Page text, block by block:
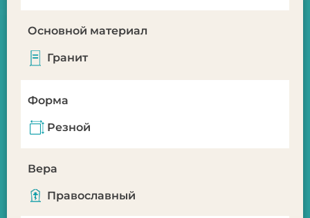
Основной материал
Гранит
Форма
Резной
Вера
Православный